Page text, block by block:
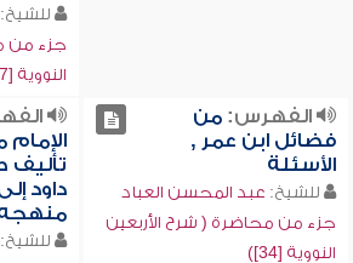
للشيخ:
جزء من
النووية [27])
الفهرس:من
فضائل ابن عمر ,
الأسئلة
للشيخ: عبد المحسن العباد
جزء من محاضرة ( شرح الأربعين
النووية [34])
تأليف
داود
للشيخ: